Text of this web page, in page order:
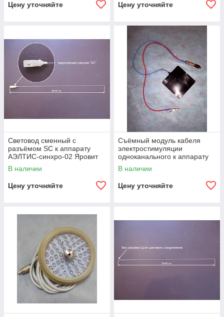
Цену уточняйте Цену уточняйте
Световод сменный с
разъёмом SC к аппарату
АЭЛТИС-синхро-02 Яровит
В наличии
Цену уточняйте
Съёмный модуль кабеля
электростимуляции
одноканального к аппарату
АЭЛТИС-синхро-02 Яровит
В наличии
Цену уточняйте